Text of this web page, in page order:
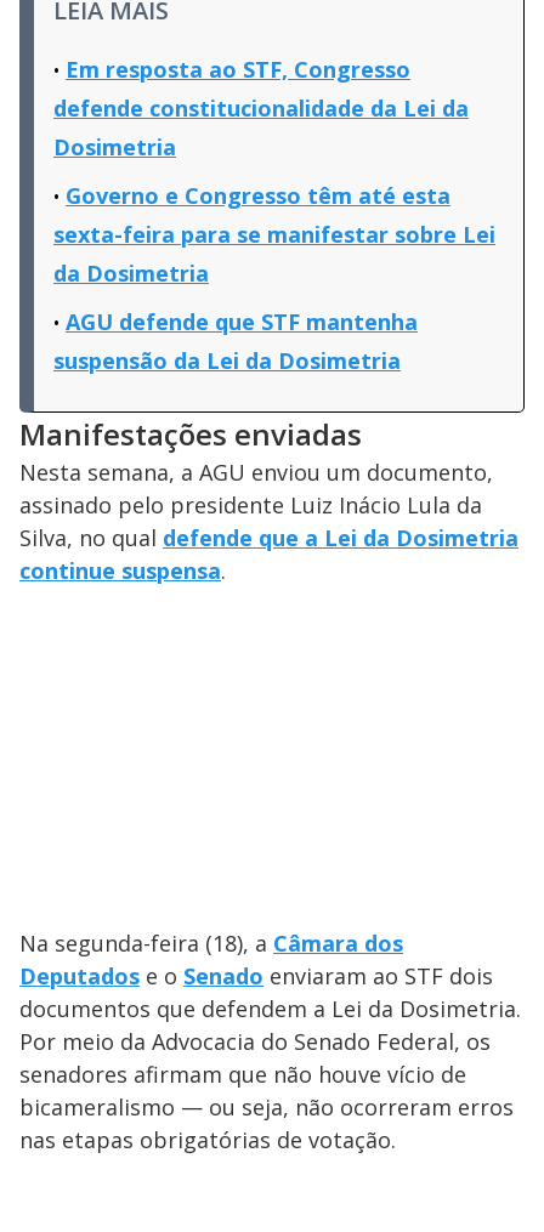
LEIA MAIS
Em resposta ao STF, Congresso
defende constitucionalidade da Lei da
Dosimetria
Governo e Congresso têm até esta
sexta-feira para se manifestar sobre Lei
da Dosimetria
AGU defende que STF mantenha
suspensão da Lei da Dosimetria
Manifestações enviadas
Nesta semana, a AGU enviou um documento,
assinado pelo presidente Luiz Inácio Lula da
Silva, no qual defende que a Lei da Dosimetria
continue suspensa.
Na segunda-feira (18), a Câmara dos
Deputados e o Senado enviaram ao STF dois
documentos que defendem a Lei da Dosimetria.
Por meio da Advocacia do Senado Federal, os
senadores afirmam que não houve vício de
bicameralismo — ou seja, não ocorreram erros
nas etapas obrigatórias de votação.